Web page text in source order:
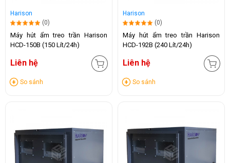
Harison
(0)
Máy hút ẩm treo trần Harison
HCD-150B (150 Lít/24h)
Liên hệ
So sánh
Harison
(0)
Máy hút ẩm treo trần Harison
HCD-192B (240 Lít/24h)
Liên hệ
So sánh